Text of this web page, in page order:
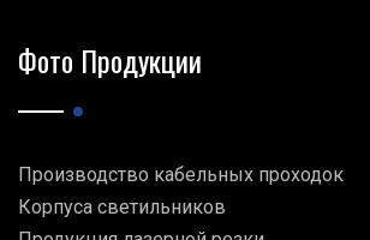
Фото Продукции
Производство кабельных проходок
Корпуса светильников